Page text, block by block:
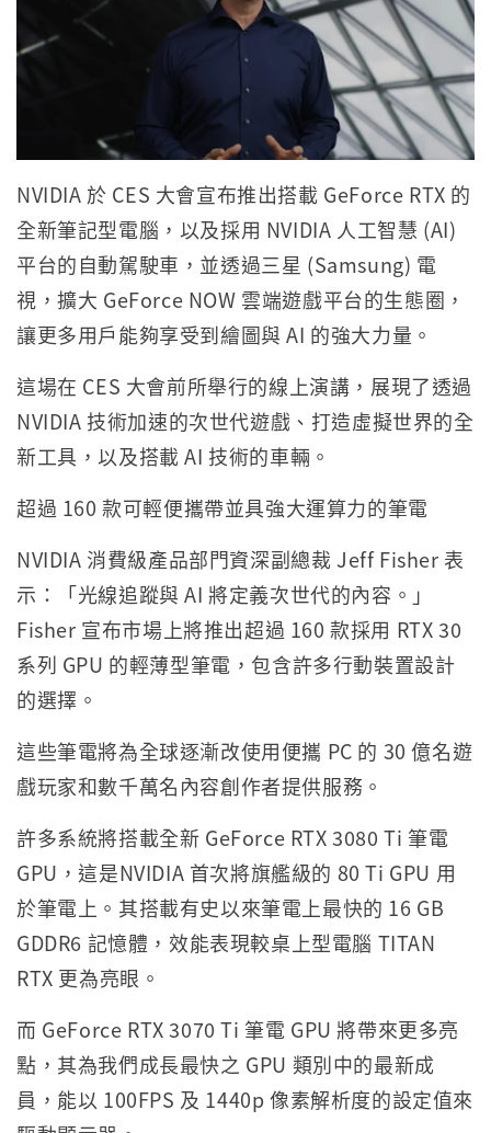
NVIDIA 於 CES 大會宣布推出搭載 GeForce RTX 的
全新筆記型電腦，以及採用 NVIDIA 人工智慧 (AI)
平台的自動駕駛車，並透過三星 (Samsung) 電
視，擴大 GeForce NOW 雲端遊戲平台的生態圈，
讓更多用戶能夠享受到繪圖與 AI 的強大力量。
這場在 CES 大會前所舉行的線上演講，展現了透過
NVIDIA 技術加速的次世代遊戲、打造虛擬世界的全
新工具，以及搭載 AI 技術的車輛。
超過 160 款可輕便攜帶並具強大運算力的筆電
NVIDIA 消費級產品部門資深副總裁 Jeff Fisher 表
示：「光線追蹤與 AI 將定義次世代的內容。」
Fisher 宣布市場上將推出超過 160 款採用 RTX 30
系列 GPU 的輕薄型筆電，包含許多行動裝置設計
的選擇。
這些筆電將為全球逐漸改使用便攜 PC 的 30 億名遊
戲玩家和數千萬名內容創作者提供服務。
許多系統將搭載全新 GeForce RTX 3080 Ti 筆電
GPU，這是NVIDIA 首次將旗艦級的 80 Ti GPU 用
於筆電上。其搭載有史以來筆電上最快的 16 GB
GDDR6 記憶體，效能表現較桌上型電腦 TITAN
RTX 更為亮眼。
而 GeForce RTX 3070 Ti 筆電 GPU 將帶來更多亮
點，其為我們成長最快之 GPU 類別中的最新成
員，能以 100FPS 及 1440p 像素解析度的設定值來